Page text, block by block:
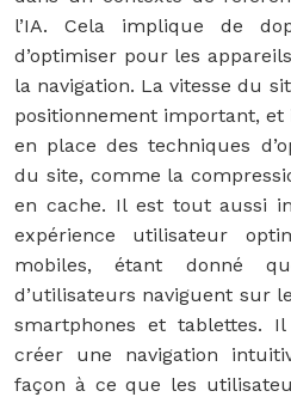
l’IA. Cela implique de
d’optimiser pour les
la navigation. La vitesse du
positionnement important,
en place des techniques
du site, comme la
en cache. Il est tout aussi
expérience utilisateur
mobiles, étant donné
d’utilisateurs naviguent sur
smartphones et tablettes.
créer une navigation
façon à ce que les